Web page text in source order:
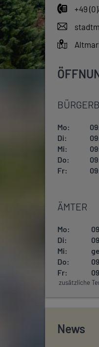
+49
Mo:
Di:
Mi:
Do:
Fr:
ÄMTER
Mo:
Di:
Mi:
Do:
Fr:
zusätzliche
News